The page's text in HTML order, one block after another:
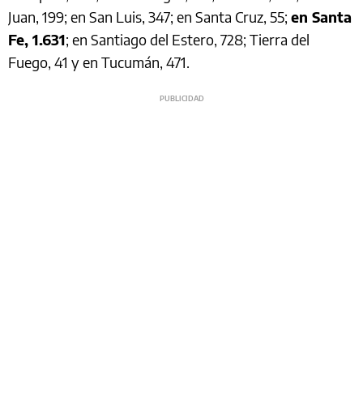
Juan, 199; en San Luis, 347; en Santa Cruz, 55; en Santa
Fe, 1.631; en Santiago del Estero, 728; Tierra del
Fuego, 41 y en Tucumán, 471.